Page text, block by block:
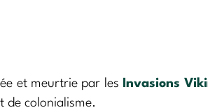
et meurtrie par les
Invasions
de colonialisme.